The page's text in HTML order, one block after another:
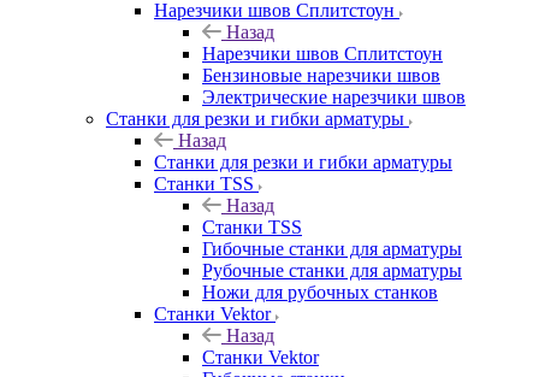
Нарезчики швов Сплитстоун
Назад
Нарезчики швов Сплитстоун
Бензиновые нарезчики швов
Электрические нарезчики швов
Станки для резки и гибки арматуры
Назад
Станки для резки и гибки арматуры
Станки TSS
Назад
Станки TSS
Гибочные станки для арматуры
Рубочные станки для арматуры
Ножи для рубочных станков
Станки Vektor
Назад
Станки Vektor